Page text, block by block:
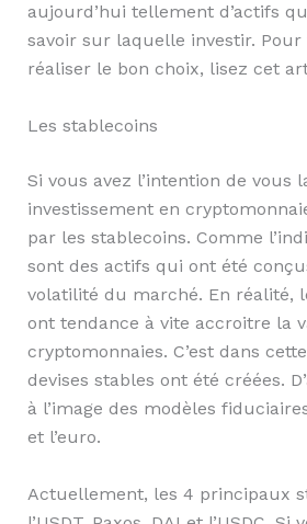
aujourd’hui tellement d’actifs
savoir sur laquelle investir. Pour
réaliser le bon choix, lisez cet
Les stablecoins
Si vous avez l’intention de vous
investissement en
par les stablecoins. Comme
sont des actifs qui ont été
volatilité du marché. En réalité,
ont tendance à vite accroitre la
cryptomonnaies. C’est dans
devises stables ont été créées.
à l’image des modèles
et l’euro.
Actuellement, les 4 principaux